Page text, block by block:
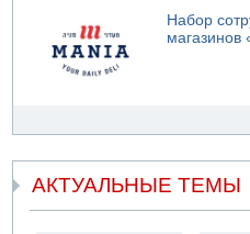
Набор
АКТУАЛЬНЫЕ ТЕМЫ